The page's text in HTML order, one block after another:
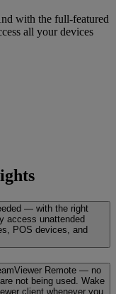
with the full-featured
all your devices
— with the right
access unattended
POS devices, and
Remote — no
not being used. Wake
client whenever you